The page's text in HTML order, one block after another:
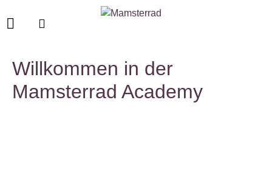
Willkommen in der
Mamsterrad Academy